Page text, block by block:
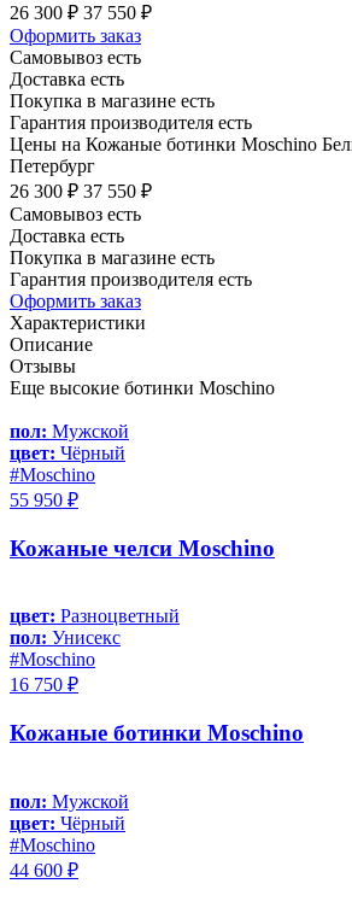
26 300 ₽ 37 550 ₽
Оформить заказ
Самовывоз есть
Доставка есть
Покупка в магазине есть
Гарантия производителя есть
Цены на Кожаные ботинки Moschino
Петербург
26 300 ₽ 37 550 ₽
Самовывоз есть
Доставка есть
Покупка в магазине есть
Гарантия производителя есть
Оформить заказ
Характеристики
Описание
Отзывы
Еще высокие ботинки Moschino
пол: Мужской
цвет: Чёрный
#Moschino
55 950 ₽
Кожаные челси Moschino
цвет: Разноцветный
пол: Унисекс
#Moschino
16 750 ₽
Кожаные ботинки Moschino
пол: Мужской
цвет: Чёрный
#Moschino
44 600 ₽